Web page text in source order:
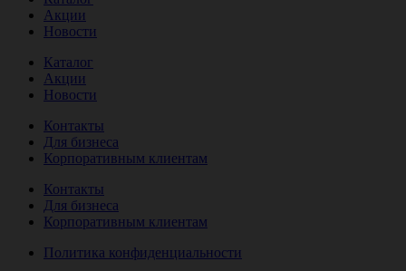
Акции
Новости
Каталог
Акции
Новости
Контакты
Для бизнеса
Корпоративным клиентам
Контакты
Для бизнеса
Корпоративным клиентам
Политика конфиденциальности